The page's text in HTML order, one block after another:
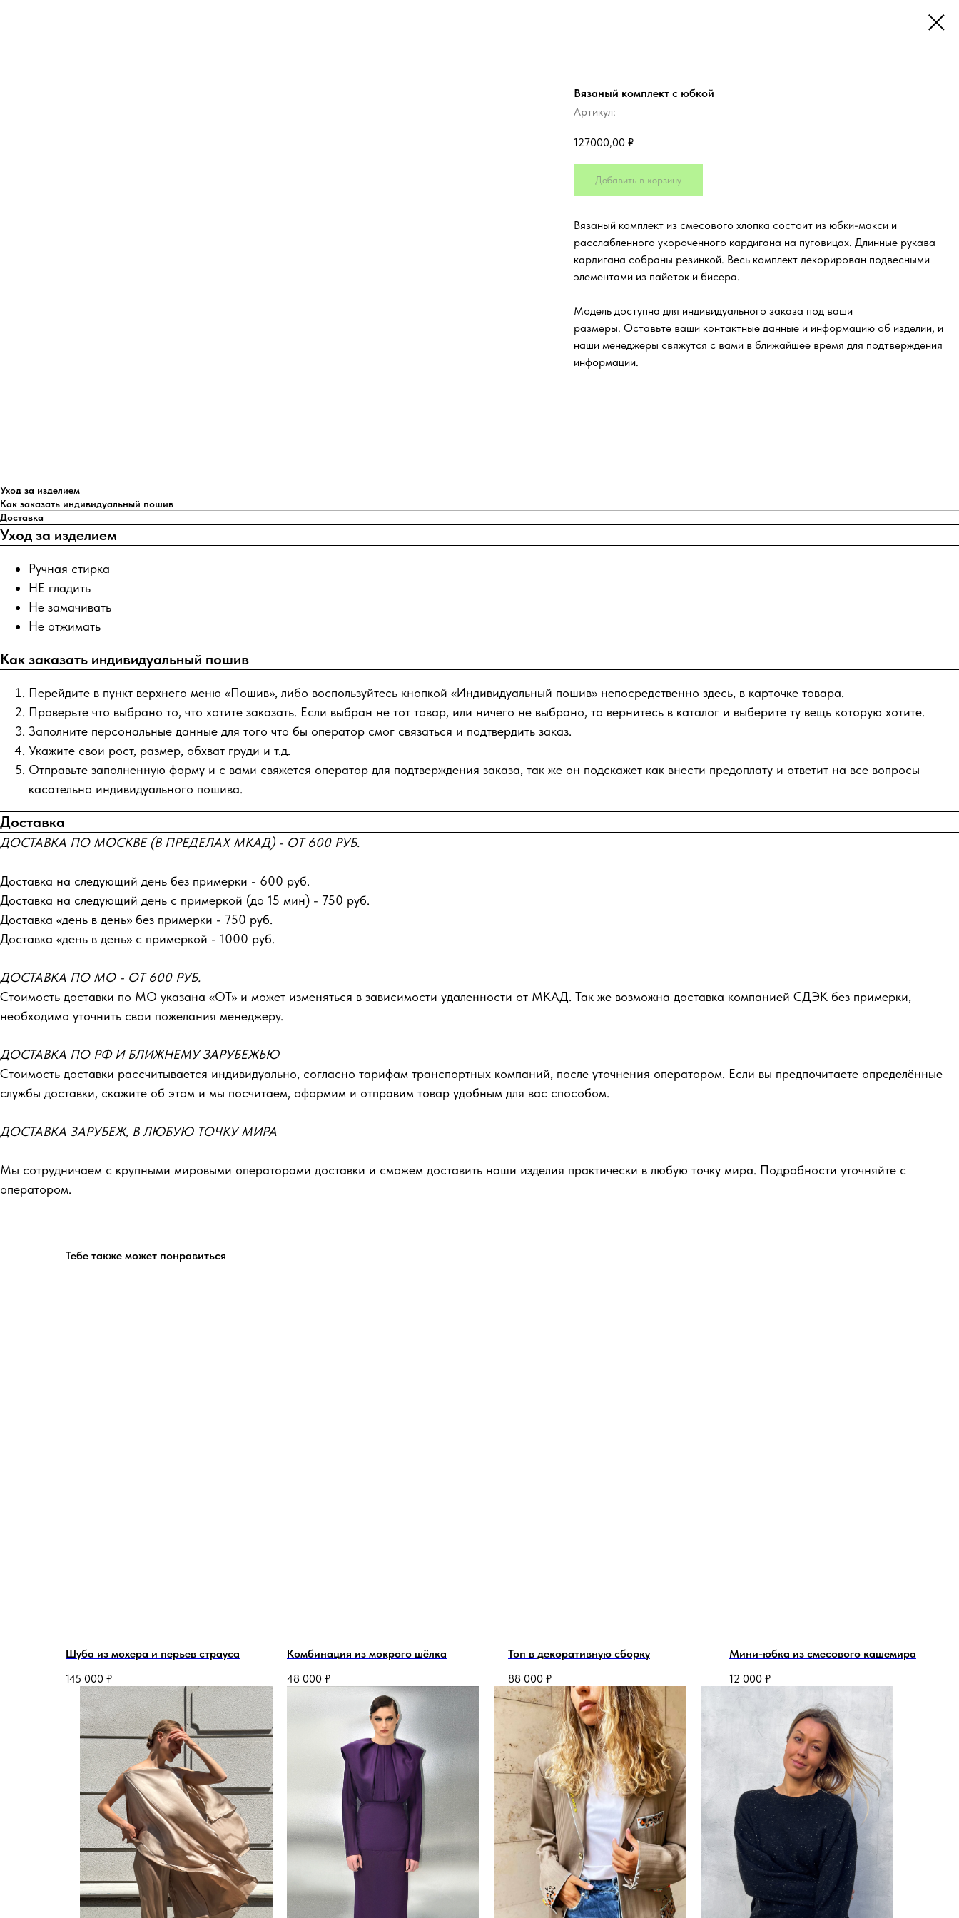
Вязаный комплект с юбкой
Артикул:
127000,00 ₽
Добавить в корзину
Вязаный комплект из смесового хлопка состоит из юбки-макси и
расслабленного укороченного кардигана на пуговицах. Длинные рукава
кардигана собраны резинкой. Весь комплект декорирован подвесными
элементами из пайеток и бисера.
Модель доступна для индивидуального заказа под ваши
размеры. Оставьте ваши контактные данные и информацию об изделии, и
наши менеджеры свяжутся с вами в ближайшее время для подтверждения
информации.
Уход за изделием
Как заказать индивидуальный пошив
Доставка
Уход за изделием
Ручная стирка
НЕ гладить
Не замачивать
Не отжимать
Как заказать индивидуальный пошив
Перейдите в пункт верхнего меню «Пошив», либо воспользуйтесь кнопкой «Индивидуальный пошив» непосредственно здесь, в карточке товара.
Проверьте что выбрано то, что хотите заказать. Если выбран не тот товар, или ничего не выбрано, то вернитесь в каталог и выберите ту вещь которую хотите.
Заполните персональные данные для того что бы оператор смог связаться и подтвердить заказ.
Укажите свои рост, размер, обхват груди и т.д.
Отправьте заполненную форму и с вами свяжется оператор для подтверждения заказа, так же он подскажет как внести предоплату и ответит на все вопросы
касательно индивидуального пошива.
Доставка
ДОСТАВКА ПО МОСКВЕ (В ПРЕДЕЛАХ МКАД) - ОТ 600 РУБ.
Доставка на следующий день без примерки - 600 руб.
Доставка на следующий день с примеркой (до 15 мин) - 750 руб.
Доставка «день в день» без примерки - 750 руб.
Доставка «день в день» с примеркой - 1000 руб.
ДОСТАВКА ПО МО - ОТ 600 РУБ.
Стоимость доставки по МО указана «ОТ»‎ и может изменяться в зависимости удаленности от МКАД. Так же возможна доставка компанией СДЭК без примерки,
необходимо уточнить свои пожелания менеджеру.
ДОСТАВКА ПО РФ И БЛИЖНЕМУ ЗАРУБЕЖЬЮ
Стоимость доставки рассчитывается индивидуально, согласно тарифам транспортных компаний, после уточнения оператором. Если вы предпочитаете определённые
службы доставки, скажите об этом и мы посчитаем, оформим и отправим товар удобным для вас способом.
ДОСТАВКА ЗАРУБЕЖ, В ЛЮБУЮ ТОЧКУ МИРА
Мы сотрудничаем с крупными мировыми операторами доставки и сможем доставить наши изделия практически в любую точку мира. Подробности уточняйте с
оператором.
Тебе также может понравиться
Шуба из мохера и перьев страуса
145 000 ₽
Комбинация из мокрого шёлка
48 000 ₽
Топ в декоративную сборку
88 000 ₽
Мини-юбка из смесового кашемира
12 000 ₽